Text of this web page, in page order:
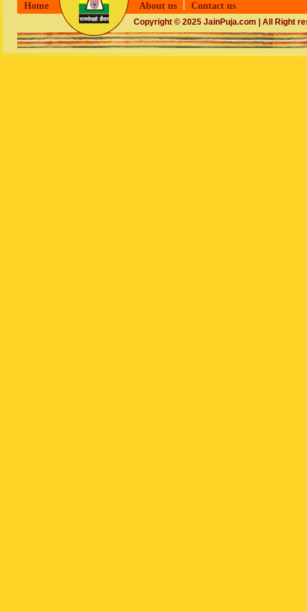
Home About us Contact us
Copyright © 2025 JainPuja.com | All Right